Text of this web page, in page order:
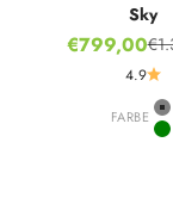
Sky
Prezzo
€799,00
4.9
FARBE